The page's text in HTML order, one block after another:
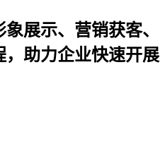
展示、营销获客、
助力企业快速开展